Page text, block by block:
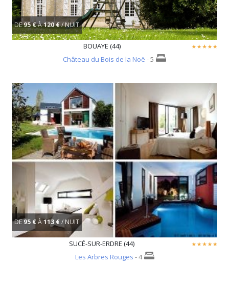
DE95 €À120 €/ NUIT
BOUAYE (44)
Château du Bois de la Noë - 5
DE 95 €À113 €/ NUIT
SUCÉ-SUR-ERDRE (44)
Les Arbres Rouges - 4